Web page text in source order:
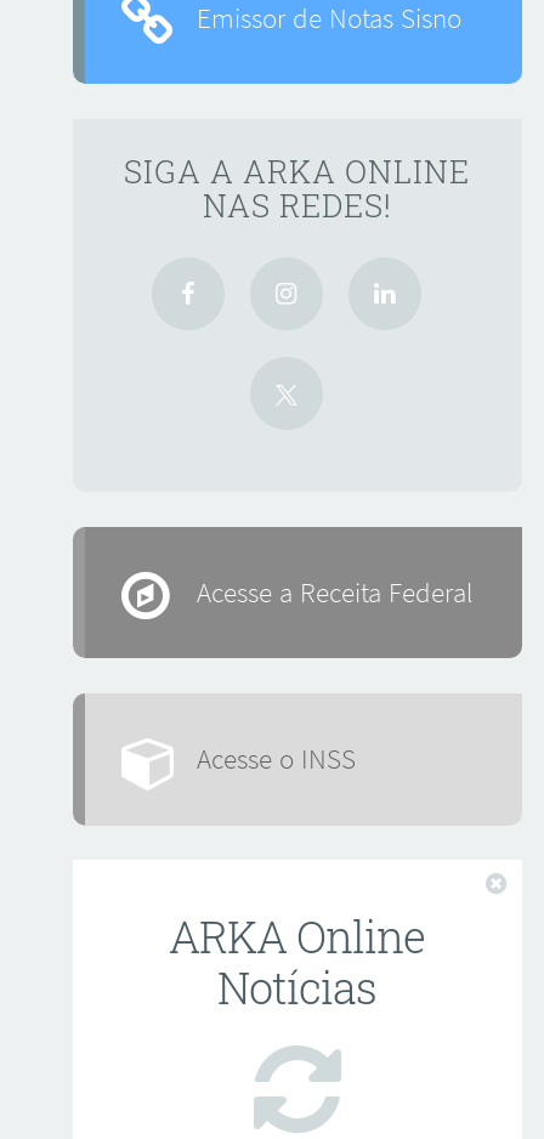
Emissor de Notas Sisno
SIGA A ARKA ONLINE
NAS REDES!
Acesse a Receita Federal
Acesse o INSS
ARKA Online
Notícias